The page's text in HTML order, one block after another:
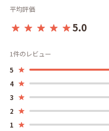
平均評価
5.0
1件のレビュー
5
4
3
2
1